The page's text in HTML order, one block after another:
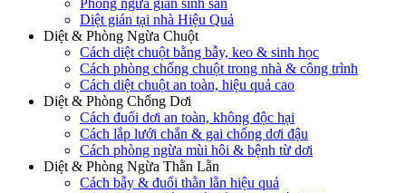
Diệt gián tại nhà Hiệu Quả
Diệt & Phòng Ngừa Chuột
Cách diệt chuột bằng bẫy, keo & sinh học
Cách phòng chống chuột trong nhà & công trình
Cách diệt chuột an toàn, hiệu quả cao
Diệt & Phòng Chống Dơi
Cách đuổi dơi an toàn, không độc hại
Cách lắp lưới chắn & gai chống dơi đậu
Cách phòng ngừa mùi hôi & bệnh từ dơi
Diệt & Phòng Ngừa Thằn Lằn
Cách bẫy & đuổi thằn lằn hiệu quả